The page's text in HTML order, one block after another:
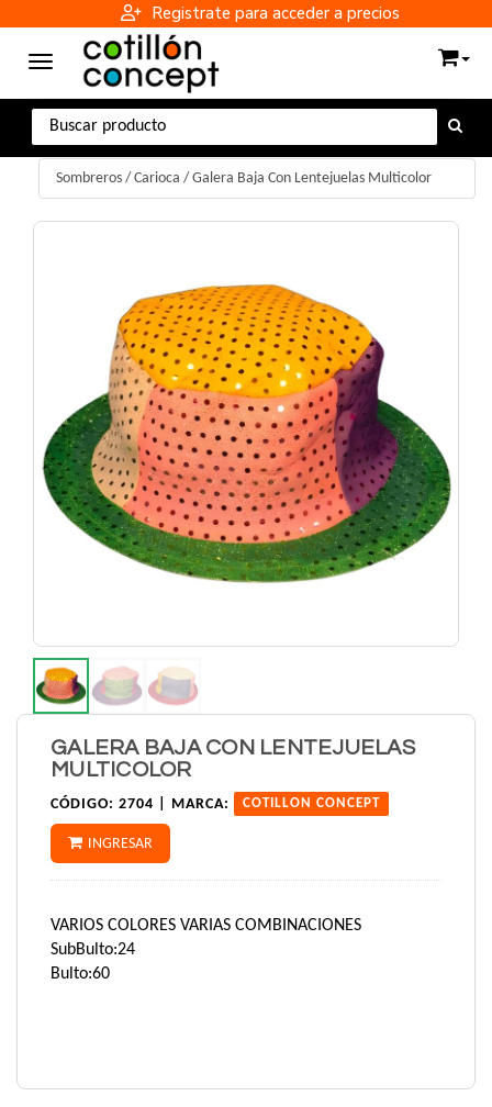
Registrate para acceder a precios
Toggle navigation
Sombreros / Carioca / Galera Baja Con Lentejuelas Multicolor
GALERA BAJA CON LENTEJUELAS
MULTICOLOR
CÓDIGO: 2704 | MARCA: COTILLON CONCEPT
INGRESAR
VARIOS COLORES VARIAS COMBINACIONES
SubBulto:24
Bulto:60